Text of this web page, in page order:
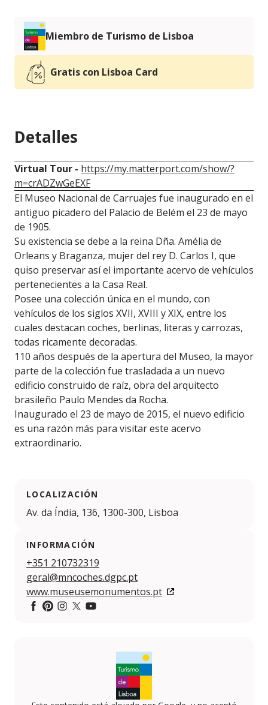
Miembro de Turismo de Lisboa
Gratis con Lisboa Card
Detalles
Virtual Tour - https://my.matterport.com/show/?
m=crADZwGeEXF
El Museo Nacional de Carruajes fue inaugurado en el
antiguo picadero del Palacio de Belém el 23 de mayo
de 1905.
Su existencia se debe a la reina Dña. Amélia de
Orleans y Braganza, mujer del rey D. Carlos I, que
quiso preservar así el importante acervo de vehículos
pertenecientes a la Casa Real.
Posee una colección única en el mundo, con
vehículos de los siglos XVII, XVIII y XIX, entre los
cuales destacan coches, berlinas, literas y carrozas,
todas ricamente decoradas.
110 años después de la apertura del Museo, la mayor
parte de la colección fue trasladada a un nuevo
edificio construido de raíz, obra del arquitecto
brasileño Paulo Mendes da Rocha.
Inaugurado el 23 de mayo de 2015, el nuevo edificio
es una razón más para visitar este acervo
extraordinario.
LOCALIZACIÓN
Av. da Índia, 136, 1300-300, Lisboa
INFORMACIÓN
+351 210732319
geral@mncoches.dgpc.pt
www.museusemonumentos.pt